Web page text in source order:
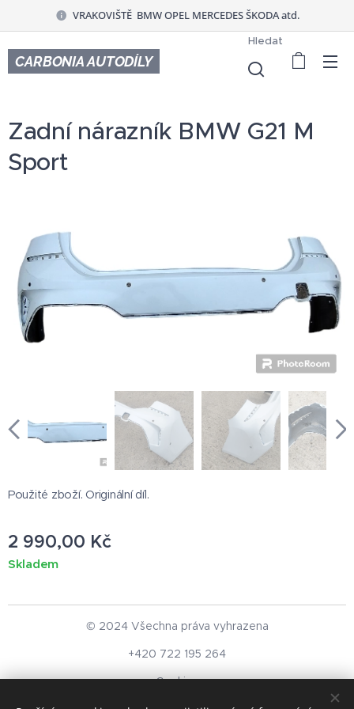
VRAKOVIŠTĚ BMW OPEL MERCEDES ŠKODA atd.
CARBONIA AUTODÍLY
Hledat
Zadní nárazník BMW G21 M
Sport
Použité zboží. Originální díl.
2 990,00 Kč
Skladem
© 2024 Všechna práva vyhrazena
+420 722 195 264
Cookies